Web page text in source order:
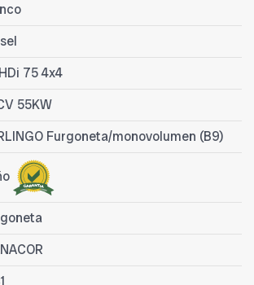
75 4x4
55KW
Furgoneta/monovolumen (B9)